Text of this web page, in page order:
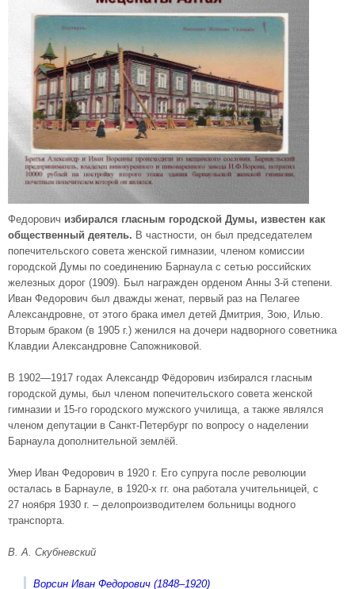
Федорович избирался гласным городской Думы, известен как
общественный деятель. В частности, он был председателем
попечительского совета женской гимназии, членом комиссии
городской Думы по соединению Барнаула с сетью российских
железных дорог (1909). Был награжден орденом Анны 3-й степени.
Иван Федорович был дважды женат, первый раз на Пелагее
Александровне, от этого брака имел детей Дмитрия, Зою, Илью.
Вторым браком (в 1905 г.) женился на дочери надворного советника
Клавдии Александровне Сапожниковой.
В 1902—1917 годах Александр Фёдорович избирался гласным
городской думы, был членом попечительского совета женской
гимназии и 15-го городского мужского училища, а также являлся
членом депутации в Санкт-Петербург по вопросу о наделении
Барнаула дополнительной землёй.
Умер Иван Федорович в 1920 г. Его супруга после революции
осталась в Барнауле, в 1920-х гг. она работала учительницей, с
27 ноября 1930 г. – делопроизводителем больницы водного
транспорта.
В. А. Скубневский
Ворсин Иван Федорович (1848–1920)